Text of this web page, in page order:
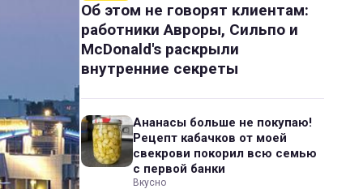
Об этом не говорят клиентам:
работники Авроры, Сильпо и
McDonald's раскрыли
внутренние секреты
Ананасы больше не покупаю!
Рецепт кабачков от моей
свекрови покорил всю семью
с первой банки
Вкусно